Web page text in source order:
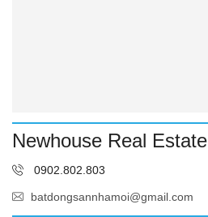
Newhouse Real Estate
0902.802.803
batdongsannhamoi@gmail.com